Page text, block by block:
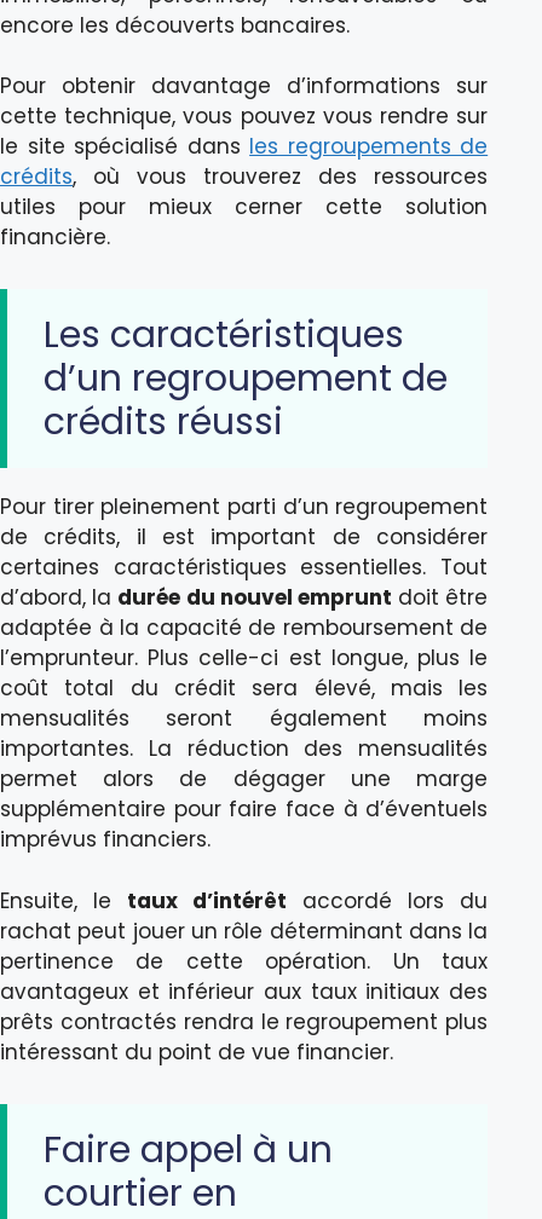
encore les découverts bancaires.
Pour obtenir davantage d’informations sur
cette technique, vous pouvez vous rendre sur
le site spécialisé dans les regroupements de
crédits, où vous trouverez des ressources
utiles pour mieux cerner cette solution
financière.
Les caractéristiques
d’un regroupement de
crédits réussi
Pour tirer pleinement parti d’un regroupement
de crédits, il est important de considérer
certaines caractéristiques essentielles. Tout
d’abord, la durée du nouvel emprunt doit être
adaptée à la capacité de remboursement de
l’emprunteur. Plus celle-ci est longue, plus le
coût total du crédit sera élevé, mais les
mensualités seront également moins
importantes. La réduction des mensualités
permet alors de dégager une marge
supplémentaire pour faire face à d’éventuels
imprévus financiers.
Ensuite, le taux d’intérêt accordé lors du
rachat peut jouer un rôle déterminant dans la
pertinence de cette opération. Un taux
avantageux et inférieur aux taux initiaux des
prêts contractés rendra le regroupement plus
intéressant du point de vue financier.
Faire appel à un
courtier en